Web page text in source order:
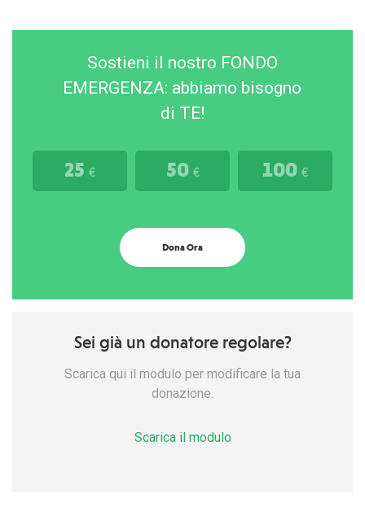
Sostieni il nostro FONDO
EMERGENZA: abbiamo bisogno
di TE!
25 € 50 € 100 €
Dona Ora
Sei già un donatore regolare?
Scarica qui il modulo per modificare la tua
donazione.
Scarica il modulo